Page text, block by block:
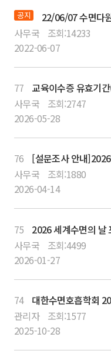
공지
사무국
조회:14233
2022-06-07
77
사무국
조회:2747
2026-05-28
76
사무국
조회:1880
2026-04-14
75
2026 세계수면의 날
사무국
조회:4499
2026-01-27
74
관리자
조회:1577
2025-10-28